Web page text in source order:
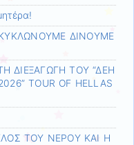
ΔΙΝΟΥΜΕ
ΔΙΕΞΑΓΩΓΗ ΤΟΥ “ΔΕΗ
TOUR OF HELLAS
ΤΟΥ ΝΕΡΟΥ ΚΑΙ Η